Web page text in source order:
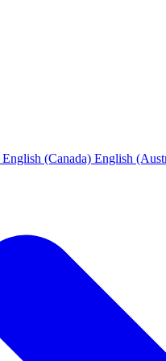
English (Canada) English